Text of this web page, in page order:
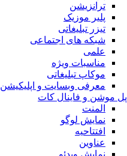
ترانزیشن
پلیر موزیک
تیزر تبلیغاتی
شبکه های اجتماعی
علمی
مناسبات ویژه
موکاپ تبلیغاتی
معرفی وبسایت و اپلیکیشن
اپل موشن و فاینال کات
المنت
نمایش لوگو
افتتاحیه
عناوین
نمایش ویدئو